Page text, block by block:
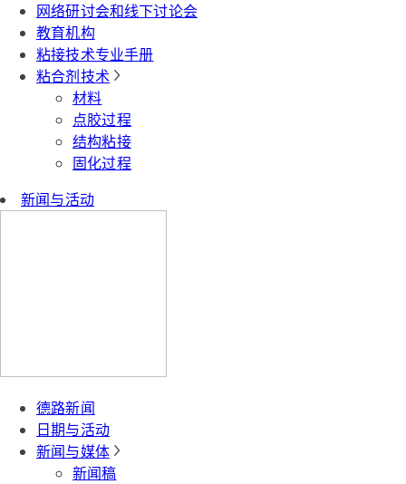
网络研讨会和线下讨论会
教育机构
粘接技术专业手册
粘合剂技术
材料
点胶过程
结构粘接
固化过程
新闻与活动
德路新闻
日期与活动
新闻与媒体
新闻稿